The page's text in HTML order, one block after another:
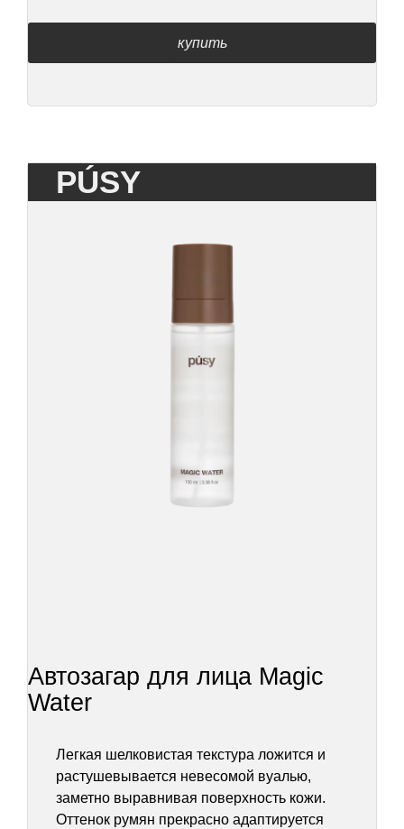
купить
PÚSY
Автозагар для лица Magic
Water
Легкая шелковистая текстура ложится и
растушевывается невесомой вуалью,
заметно выравнивая поверхность кожи.
Оттенок румян прекрасно адаптируется